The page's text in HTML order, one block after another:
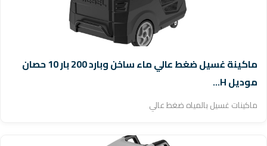
ماكينة غسيل ضغط عالي ماء ساخن وبارد 200 بار 10 حصان
موديل H...
ماكينات غسيل بالمياه ضغط عالي